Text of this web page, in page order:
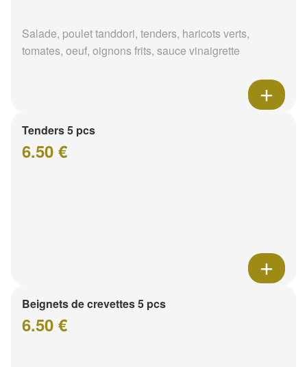
Salade, poulet tanddori, tenders, haricots verts,
tomates, oeuf, oignons frits, sauce vinaigrette
Tenders 5 pcs
6.50 €
Beignets de crevettes 5 pcs
6.50 €